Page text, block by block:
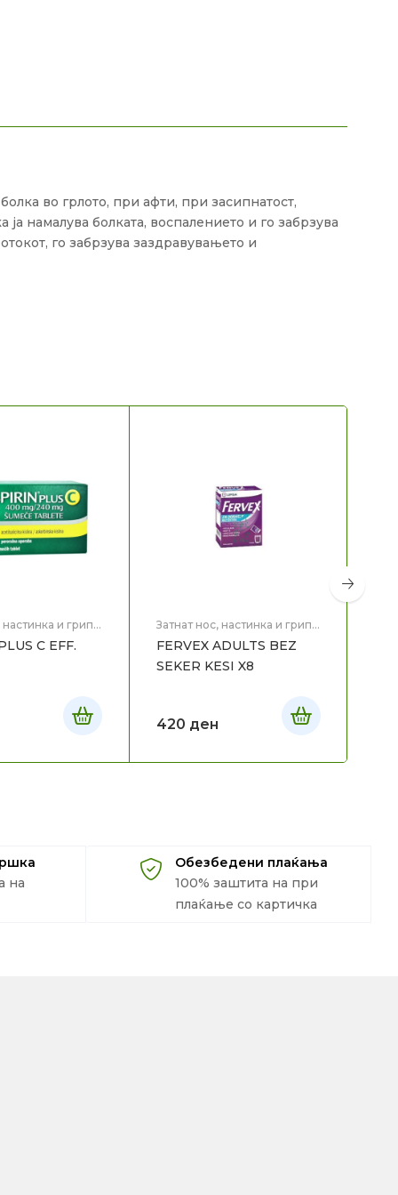
во грлото, при афти, при засипнатост,
намалува болката, воспалението и го забрзува
го забрзува заздравувањето и
настинка и грип,
C EFF.
Затнат нос, настинка и грип,
FERVEX ADULTS BEZ
SEKER KESI X8
420 ден
на
Обезбедени плаќања
100% заштита на при
плаќање со картичка